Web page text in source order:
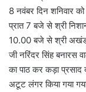
8 नवंबर दिन शनिवार
प्रात 7 बजे से श्री
10.00 बजे से श्री अखंड
जी नरिंदर सिंह बनारस
का पाठ कर कड़ा
अटूट लंगर किया गया